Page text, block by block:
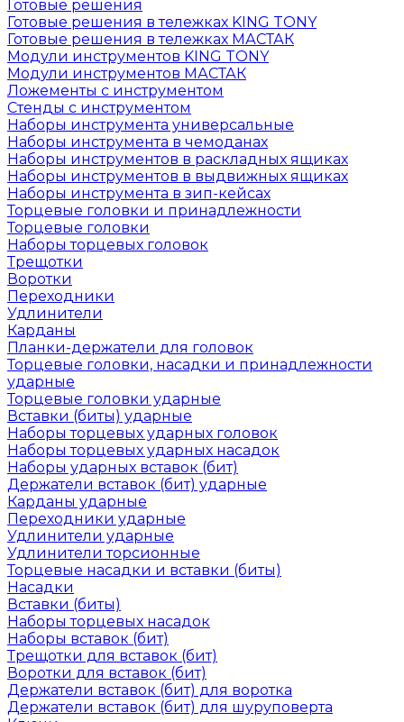
Готовые решения
Готовые решения в тележках KING TONY
Готовые решения в тележках МАСТАК
Модули инструментов KING TONY
Модули инструментов МАСТАК
Ложементы с инструментом
Стенды с инструментом
Наборы инструмента универсальные
Наборы инструмента в чемоданах
Наборы инструментов в раскладных ящиках
Наборы инструментов в выдвижных ящиках
Наборы инструмента в зип-кейсах
Торцевые головки и принадлежности
Торцевые головки
Наборы торцевых головок
Трещотки
Воротки
Переходники
Удлинители
Карданы
Планки-держатели для головок
Торцевые головки, насадки и принадлежности
ударные
Торцевые головки ударные
Вставки (биты) ударные
Наборы торцевых ударных головок
Наборы торцевых ударных насадок
Наборы ударных вставок (бит)
Держатели вставок (бит) ударные
Карданы ударные
Переходники ударные
Удлинители ударные
Удлинители торсионные
Торцевые насадки и вставки (биты)
Насадки
Вставки (биты)
Наборы торцевых насадок
Наборы вставок (бит)
Трещотки для вставок (бит)
Воротки для вставок (бит)
Держатели вставок (бит) для воротка
Держатели вставок (бит) для шуруповерта